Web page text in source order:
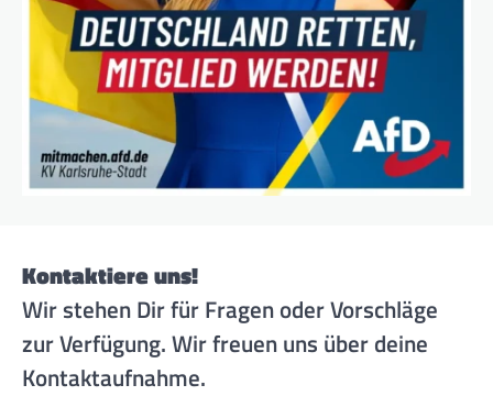
Kontaktiere uns!
Wir stehen Dir für Fragen oder Vorschläge
zur Verfügung. Wir freuen uns über deine
Kontaktaufnahme.